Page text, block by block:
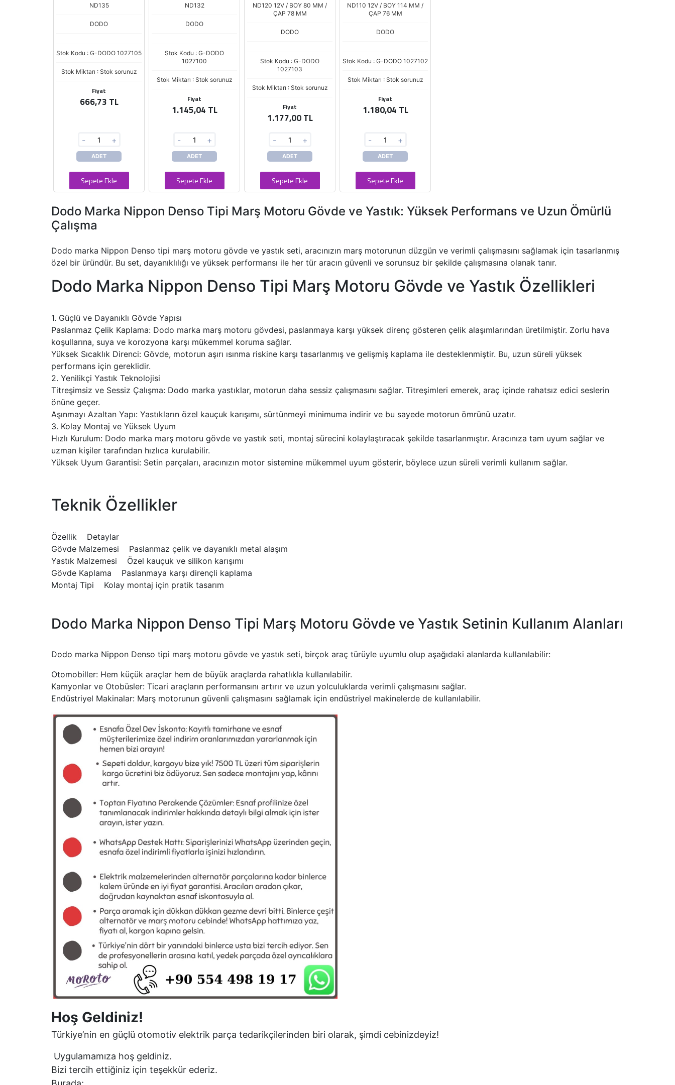
ND135
DODO
Stok Kodu : G-DODO 1027105
Stok Miktarı : Stok sorunuz
Fiyat
666,73 TL
- +
ADET
Sepete Ekle
ND132
DODO
Stok Kodu : G-DODO
1027100
Stok Miktarı : Stok sorunuz
Fiyat
1.145,04 TL
- +
ADET
Sepete Ekle
ND120 12V / BOY 80 MM /
ÇAP 78 MM
DODO
Stok Kodu : G-DODO
1027103
Stok Miktarı : Stok sorunuz
Fiyat
1.177,00 TL
- +
ADET
Sepete Ekle
ND110 12V / BOY 114 MM /
ÇAP 76 MM
DODO
Stok Kodu : G-DODO 1027102
Stok Miktarı : Stok sorunuz
Fiyat
1.180,04 TL
- +
ADET
Sepete Ekle
Dodo Marka Nippon Denso Tipi Marş Motoru Gövde ve Yastık: Yüksek Performans ve Uzun Ömürlü
Çalışma
Dodo marka Nippon Denso tipi marş motoru gövde ve yastık seti, aracınızın marş motorunun düzgün ve verimli çalışmasını sağlamak için tasarlanmış
özel bir üründür. Bu set, dayanıklılığı ve yüksek performansı ile her tür aracın güvenli ve sorunsuz bir şekilde çalışmasına olanak tanır.
Dodo Marka Nippon Denso Tipi Marş Motoru Gövde ve Yastık Özellikleri
1. Güçlü ve Dayanıklı Gövde Yapısı
Paslanmaz Çelik Kaplama: Dodo marka marş motoru gövdesi, paslanmaya karşı yüksek direnç gösteren çelik alaşımlarından üretilmiştir. Zorlu hava
koşullarına, suya ve korozyona karşı mükemmel koruma sağlar.
Yüksek Sıcaklık Direnci: Gövde, motorun aşırı ısınma riskine karşı tasarlanmış ve gelişmiş kaplama ile desteklenmiştir. Bu, uzun süreli yüksek
performans için gereklidir.
2. Yenilikçi Yastık Teknolojisi
Titreşimsiz ve Sessiz Çalışma: Dodo marka yastıklar, motorun daha sessiz çalışmasını sağlar. Titreşimleri emerek, araç içinde rahatsız edici seslerin
önüne geçer.
Aşınmayı Azaltan Yapı: Yastıkların özel kauçuk karışımı, sürtünmeyi minimuma indirir ve bu sayede motorun ömrünü uzatır.
3. Kolay Montaj ve Yüksek Uyum
Hızlı Kurulum: Dodo marka marş motoru gövde ve yastık seti, montaj sürecini kolaylaştıracak şekilde tasarlanmıştır. Aracınıza tam uyum sağlar ve
uzman kişiler tarafından hızlıca kurulabilir.
Yüksek Uyum Garantisi: Setin parçaları, aracınızın motor sistemine mükemmel uyum gösterir, böylece uzun süreli verimli kullanım sağlar.
Teknik Özellikler
Özellik Detaylar
Gövde Malzemesi Paslanmaz çelik ve dayanıklı metal alaşım
Yastık Malzemesi Özel kauçuk ve silikon karışımı
Gövde Kaplama Paslanmaya karşı dirençli kaplama
Montaj Tipi Kolay montaj için pratik tasarım
Dodo Marka Nippon Denso Tipi Marş Motoru Gövde ve Yastık Setinin Kullanım Alanları
Dodo marka Nippon Denso tipi marş motoru gövde ve yastık seti, birçok araç türüyle uyumlu olup aşağıdaki alanlarda kullanılabilir:
Otomobiller: Hem küçük araçlar hem de büyük araçlarda rahatlıkla kullanılabilir.
Kamyonlar ve Otobüsler: Ticari araçların performansını artırır ve uzun yolculuklarda verimli çalışmasını sağlar.
Endüstriyel Makinalar: Marş motorunun güvenli çalışmasını sağlamak için endüstriyel makinelerde de kullanılabilir.
Hoş Geldiniz!
Türkiye’nin en güçlü otomotiv elektrik parça tedarikçilerinden biri olarak, şimdi cebinizdeyiz!
Uygulamamıza hoş geldiniz.
Bizi tercih ettiğiniz için teşekkür ederiz.